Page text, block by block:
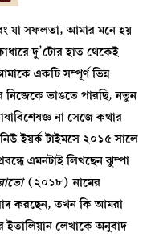
যা সফলতা, আমার মনে হয়
দু’টোর হাত থেকেই
একটি সম্পূর্ণ ভিন্ন
নিজেকে ভাঙতে পারছি, নতুন
না সেজে কথার
ইয়র্ক টাইমসে ২০১৫ সালে
এমনটাই লিখছেন ঝুম্পা
(২০১৮) নামের
করছেন, তখন কি আমরা
ইতালিয়ান লেখাকে অনুবাদ